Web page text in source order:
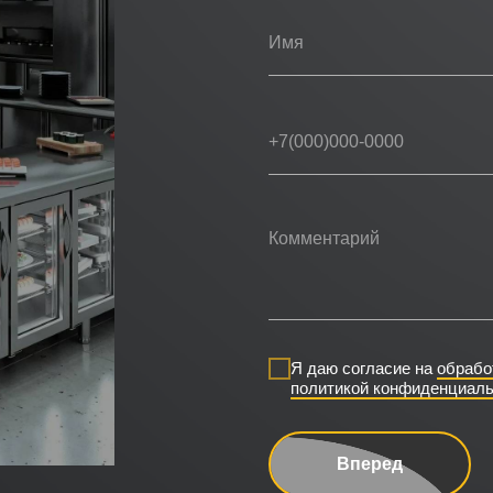
Я даю согласие на
политикой
Вперед